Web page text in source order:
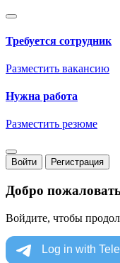
Требуется сотрудник
Разместить вакансию
Нужна работа
Разместить резюме
Войти Регистрация
Добро
Войдите, чтобы